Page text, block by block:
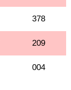
378
209
004